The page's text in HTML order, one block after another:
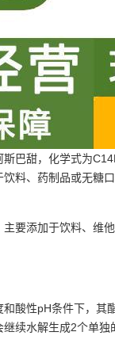
巴甜，化学式为
料、药制品或无糖
要添加于饮料、维
酸性pH条件下，
续水解生成2个单独